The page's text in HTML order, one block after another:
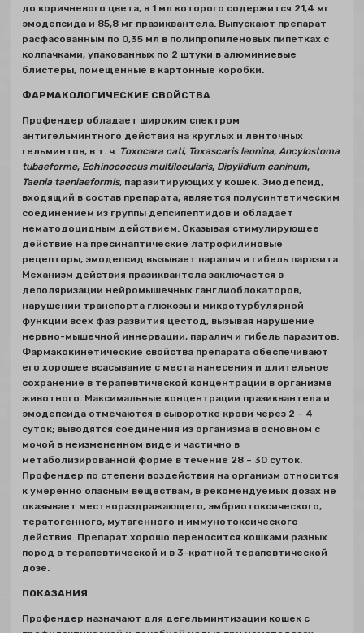
до коричневого цвета, в 1 мл которого содержится 21,4 мг
эмодепсида и 85,8 мг празиквантела. Выпускают препарат
расфасованным по 0,35 мл в полипропиленовых пипетках с
колпачками, упакованных по 2 штуки в алюминиевые
блистеры, помещенные в картонные коробки.
ФАРМАКОЛОГИЧЕСКИЕ СВОЙСТВА
Профендер обладает широким спектром
антигельминтного действия на круглых и ленточных
гельминтов, в т. ч. Тохосаra саti, Toxascaris leoninа,Ancylostoma
tubaeforme, Echinococcus multilocularis, Dipylidium caninum,
Taenia taeniaeformis, паразитирующих у кошек. Эмодепсид,
входящий в состав препарата, является полусинтетическим
соединением из группы депсипептидов и обладает
нематодоцидным действием. Оказывая стимулирующее
действие на пресинаптические латрофилиновые
рецепторы, эмодепсид вызывает паралич и гибель паразита.
Механизм действия празиквантела заключается в
деполяризации нейромышечных ганглиоблокаторов,
нарушении транспорта глюкозы и микротурбулярной
функции всех фаз развития цестод, вызывая нарушение
нервно-мышечной иннервации, паралич и гибель паразитов.
Фармакокинетические свойства препарата обеспечивают
его хорошее всасывание с места нанесения и длительное
сохранение в терапевтической концентрации в организме
животного. Максимальные концентрации празиквантела и
эмодепсида отмечаются в сыворотке крови через 2 – 4
суток; выводятся соединения из организма в основном с
мочой в неизмененном виде и частично в
метаболизированной форме в течение 28 – 30 суток.
Профендер по степени воздействия на организм относится
к умеренно опасным веществам, в рекомендуемых дозах не
оказывает местнораздражающего, эмбриотоксического,
тератогенного, мутагенного и иммунотоксического
действия. Препарат хорошо переносится кошками разных
пород в терапевтической и в 3-кратной терапевтической
дозе.
ПОКАЗАНИЯ
Профендер назначают для дегельминтизации кошек с